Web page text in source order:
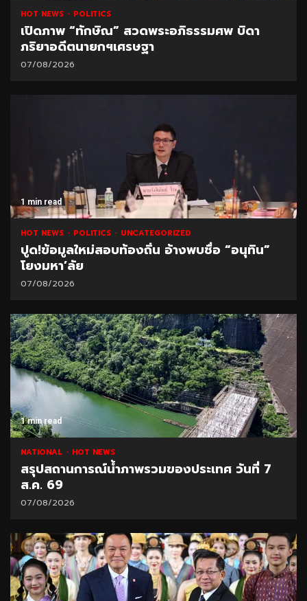
HOT NEWS POLITICS
เปิดภาพ “ทักษิณ” สวดพระอภิธรรมศพ บิดา
ภริยาอดีตนายกฯเศรษฐา
07/08/2026
1 min read
HOT NEWS POLITICS UNCATEGORIZED
ปูด!ข้อมูลใหม่สอบท้องถิ่น อ้างพบชื่อ “อนุทิน”
โยงมหา’ลัย
07/08/2026
1 min read
NATIONAL HOT NEWS
สรุปสถานการณ์น้ำภาพรวมของประเทศ วันที่ 7
ส.ค. 69
07/08/2026